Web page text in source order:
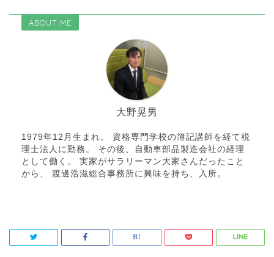
ABOUT ME
大野晃男
1979年12月生まれ。 資格専門学校の簿記講師を経て税
理士法人に勤務。 その後、自動車部品製造会社の経理
として働く。 実家がサラリーマン大家さんだったこと
から、 渡邊浩滋総合事務所に興味を持ち、入所。